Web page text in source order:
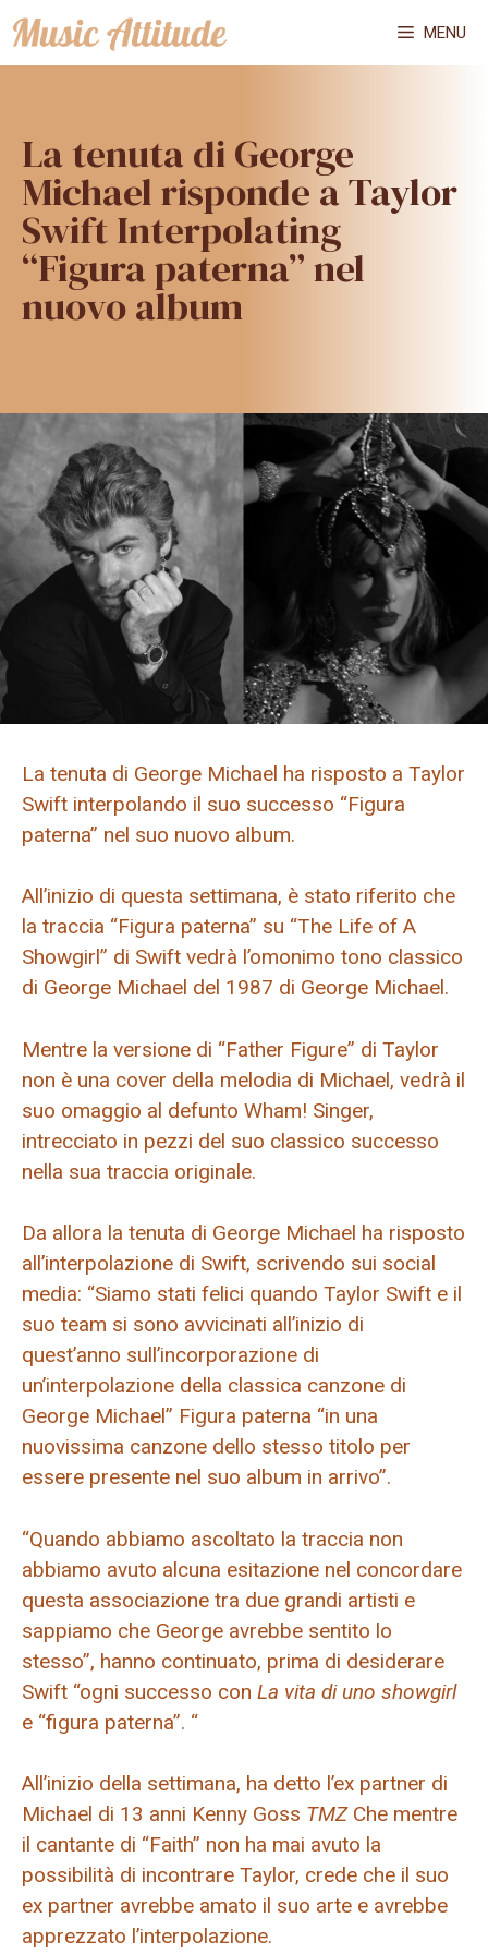
Vai
al
MENU
La tenuta di George
Michael risponde a Taylor
Swift Interpolating
“Figura paterna” nel
nuovo album
La tenuta di George Michael ha risposto a Taylor
Swift interpolando il suo successo “Figura
paterna” nel suo nuovo album.
All’inizio di questa settimana, è stato riferito che
la traccia “Figura paterna” su “The Life of A
Showgirl” di Swift vedrà l’omonimo tono classico
di George Michael del 1987 di George Michael.
Mentre la versione di “Father Figure” di Taylor
non è una cover della melodia di Michael, vedrà il
suo omaggio al defunto Wham! Singer,
intrecciato in pezzi del suo classico successo
nella sua traccia originale.
Da allora la tenuta di George Michael ha risposto
all’interpolazione di Swift, scrivendo sui social
media: “Siamo stati felici quando Taylor Swift e il
suo team si sono avvicinati all’inizio di
quest’anno sull’incorporazione di
un’interpolazione della classica canzone di
George Michael” Figura paterna “in una
nuovissima canzone dello stesso titolo per
essere presente nel suo album in arrivo”.
“Quando abbiamo ascoltato la traccia non
abbiamo avuto alcuna esitazione nel concordare
questa associazione tra due grandi artisti e
sappiamo che George avrebbe sentito lo
stesso”, hanno continuato, prima di desiderare
Swift “ogni successo con La vita di uno showgirl
e “figura paterna”. “
All’inizio della settimana, ha detto l’ex partner di
Michael di 13 anni Kenny Goss TMZChe mentre
il cantante di “Faith” non ha mai avuto la
possibilità di incontrare Taylor, crede che il suo
ex partner avrebbe amato il suo arte e avrebbe
apprezzato l’interpolazione.